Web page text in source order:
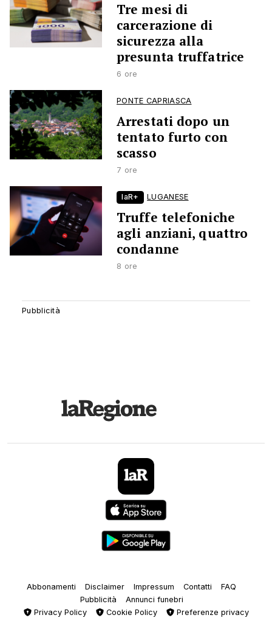
Tre mesi di
carcerazione di
sicurezza alla
presunta truffatrice
6 ore
PONTE CAPRIASCA
Arrestati dopo un
tentato furto con
scasso
7 ore
laR+ LUGANESE
Truffe telefoniche
agli anziani, quattro
condanne
8 ore
Abbonamenti Disclaimer Impressum Contatti
FAQ
Pubblicità
Annunci funebri
Privacy Policy
Cookie Policy Preferenze privacy